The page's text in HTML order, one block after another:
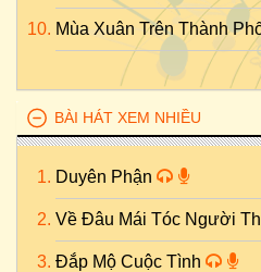
Mùa Xuân Trên Thành
BÀI HÁT XEM NHIỀU
Duyên Phận
Về Đâu Mái Tóc Người
Đắp Mộ Cuộc Tình